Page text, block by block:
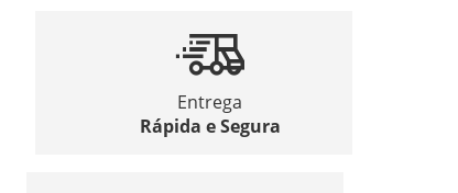
Entrega
Rápida e Segura